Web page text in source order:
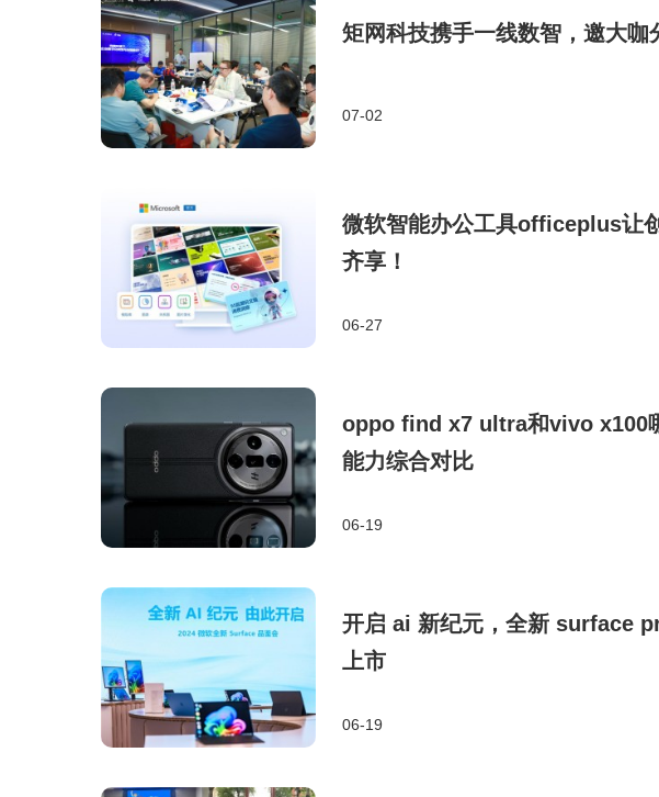
矩网科技携手一线数智，邀大咖
07-02
微软智能办公工具officeplus让
齐享！
06-27
oppo find x7 ultra和vivo x100
能力综合对比
06-19
开启 ai 新纪元，全新 surface
上市
06-19